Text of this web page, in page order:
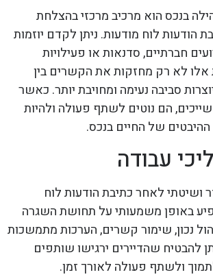
בנכס הוא מרכיב מרכזי בהצלחת
הודעות לוח מודעות. ניתן לקדם יוזמות
חברתיים, סדנאות או פעילויות
אלו לא רק מחזקות את הקשרים בין
סביבה נעימה ומחויבת יותר. כאשר
הם נוטים לשתף פעולה ולהיות
של החיים בנכס.
עבודה
ושיטתי לאחר כתיבת הודעות לוח
באופן משמעותי על תחושת השגרה
נכון, שימור קשרים, הערכות מתמשכות
להבטיח שהדיירים ירגישו שותפים
ולשתף פעולה לאורך זמן.